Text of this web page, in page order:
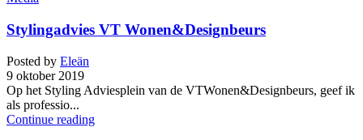
Stylingadvies VT Wonen&Designbeurs
Posted by Eleän
9 oktober 2019
Op het Styling Adviesplein van de VTWonen&Designbeurs, geef ik
als professio...
Continue reading